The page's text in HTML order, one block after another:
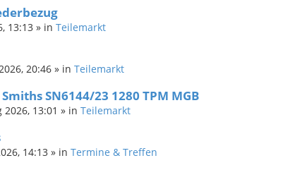
13:13 » in Teilemarkt
20:46 » in Teilemarkt
SN6144/23 1280 TPM MGB
2026, 13:01 » in Teilemarkt
14:13 » in Termine & Treffen